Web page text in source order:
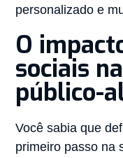
personalizado e
O
sociais
público-
Você sabia que
primeiro passo na